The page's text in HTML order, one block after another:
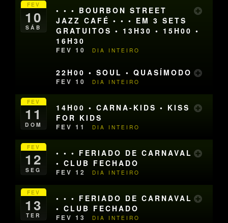
FEV
10
SÁB
• • • BOURBON STREET
JAZZ CAFÉ • • • EM 3 SETS
GRATUITOS • 13H30 • 15H00 •
16H30
FEV 10 DIA INTEIRO
22H00 • SOUL • QUASÍMODO
FEV 10 DIA INTEIRO
FEV
11
DOM
14H00 • CARNA-KIDS • KISS
FOR KIDS
FEV 11 DIA INTEIRO
FEV
12
SEG
• • • FERIADO DE CARNAVAL
• CLUB FECHADO
FEV 12 DIA INTEIRO
FEV
13
TER
• • • FERIADO DE CARNAVAL
• CLUB FECHADO
FEV 13 DIA INTEIRO